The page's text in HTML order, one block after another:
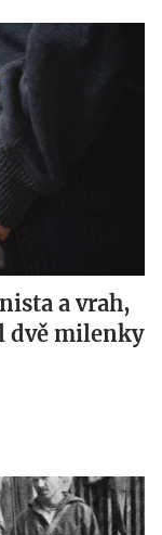
a vrah,
dvě milenky